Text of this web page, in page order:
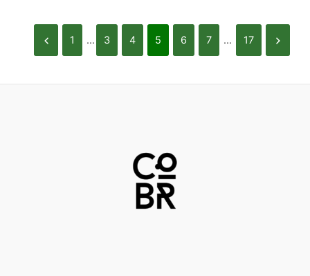
1 ... 3 4 5 6 7 ... 17